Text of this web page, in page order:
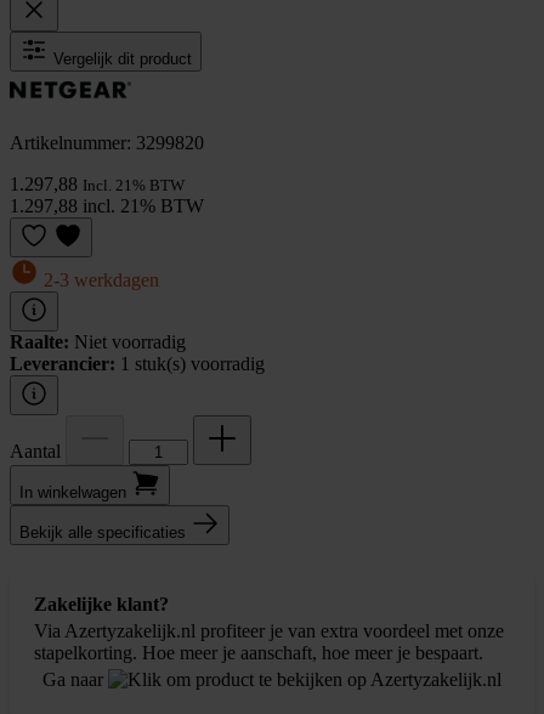
Vergelijk dit product
Artikelnummer: 3299820
1.297,88 Incl. 21% BTW
1.297,88 incl. 21% BTW
2-3 werkdagen
Raalte: Niet voorradig
Leverancier: 1 stuk(s) voorradig
Aantal
In winkel­wagen
Bekijk alle specificaties
Zakelijke klant?
Via Azertyzakelijk.nl profiteer je van extra voordeel met onze
stapelkorting. Hoe meer je aanschaft, hoe meer je bespaart.
Ga naar